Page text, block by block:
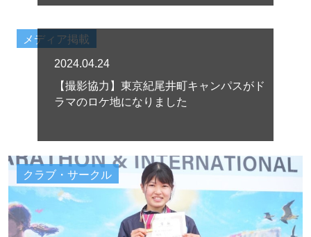
メディア掲載
2024.04.24
【撮影協力】東京紀尾井町キャンパスがド
ラマのロケ地になりました
クラブ・サークル